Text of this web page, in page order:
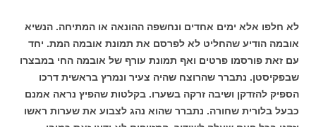
לא חלפו אלא ימים אחדים ונחשפה ההונאה או המתיחה. הנשיא
אובמה הודיע שהחליט לא לפרסם את תמונת אובמה המת. יחד
עם זאת פורסמו פרטים ואף תמונת עורף של אובמה החי במבצרו
שבפקיסטן. נתברר שהרוצח שהיה צעיר ונמרץ בראשית דרכו
הספיק להזדקן ושיבה זרקה בשערו. בקלטות שהפיץ נראה אמנם
כבעל בלורית שחורה. נתברר שהוא נהג לצבוע את שערות ראשו